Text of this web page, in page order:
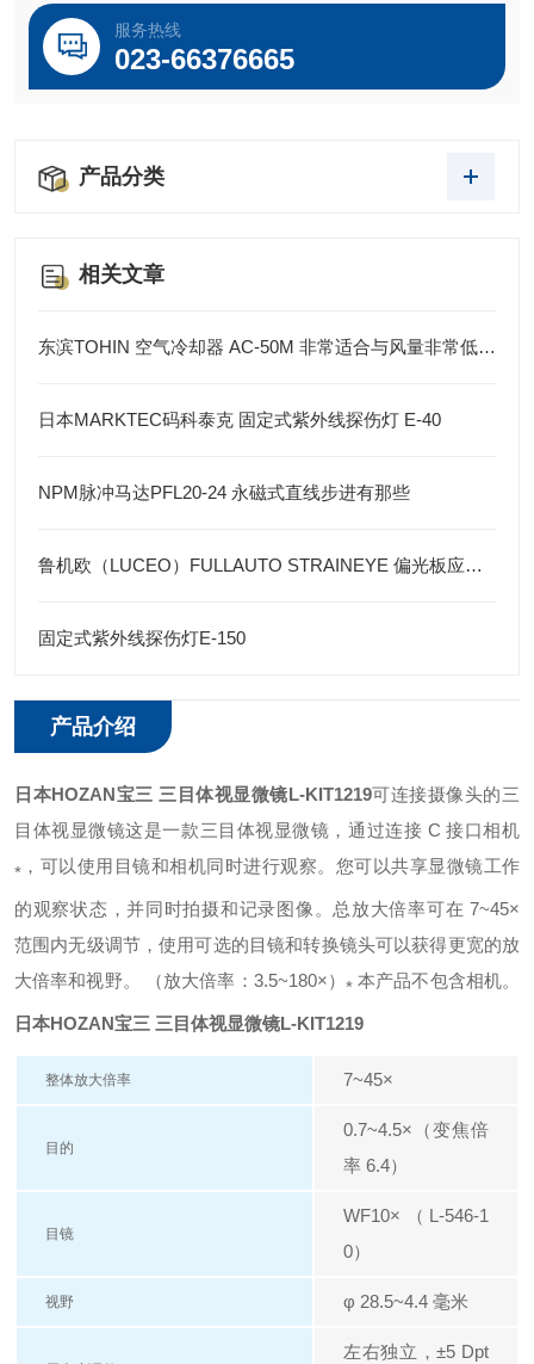
服务热线
023-66376665
产品分类
相关文章
东滨TOHIN 空气冷却器 AC-50M 非常适合与风量非常低的小型压缩机工作场所
日本MARKTEC码科泰克 固定式紫外线探伤灯 E-40
NPM脉冲马达PFL20-24 永磁式直线步进有那些
鲁机欧（LUCEO）FULLAUTO STRAINEYE 偏光板应力检测系统
固定式紫外线探伤灯E-150
产品介绍
日本HOZAN宝三 三目体视显微镜L-KIT1219可连接摄像头的三
目体视显微镜这是一款三目体视显微镜，通过连接 C 接口相机
* ，可以使用目镜和相机同时进行观察。 您可以共享显微镜工作
的观察状态，并同时拍摄和记录图像。 总放大倍率可在 7~45×
范围内无级调节，使用可选的目镜和转换镜头可以获得更宽的放
大倍率和视野。 （放大倍率：3.5~180×） *本产品不包含相机。
日本HOZAN宝三 三目体视显微镜L-KIT1219
整体放大倍率 7~45×
目的
0.7~4.5×（变焦倍
率 6.4）
目镜
WF10×（L-546-1
0）
视野 φ 28.5~4.4 毫米
左右独立，±5 Dpt